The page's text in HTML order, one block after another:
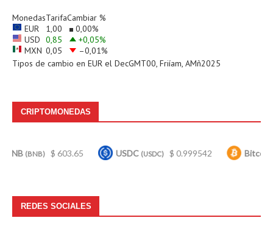
MonedasTarifaCambiar %
EUR
1,00 0,00%
USD 0,85 +0,05%
MXN 0,05 –0,01%
Tipos de cambio en EUR el DecGMT00, Friíam, AMñ2025
CRIPTOMONEDAS
$ 603.65 USDC(USDC) $ 0.999542 Bitcoin (BTC)
REDES SOCIALES